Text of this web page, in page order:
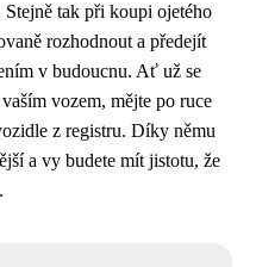
tak při koupi ojetého
rozhodnout a předejít
v budoucnu. Ať už se
vozem, mějte po ruce
z registru. Díky němu
a vy budete mít jistotu, že